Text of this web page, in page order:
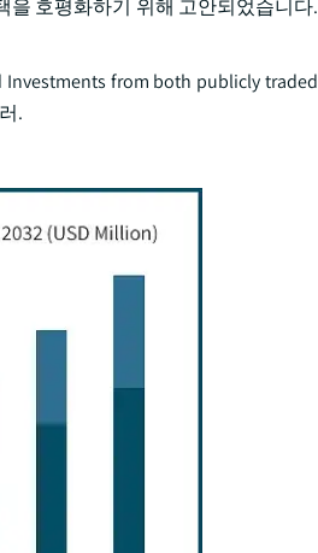
호평화하기 위해 고안되었습니다.
from both publicly traded
.